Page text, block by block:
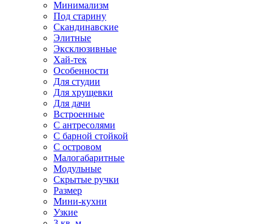
Минимализм
Под старину
Скандинавские
Элитные
Эксклюзивные
Хай-тек
Особенности
Для студии
Для хрущевки
Для дачи
Встроенные
С антресолями
С барной стойкой
С островом
Малогабаритные
Модульные
Скрытые ручки
Размер
Мини-кухни
Узкие